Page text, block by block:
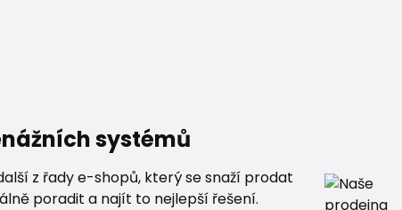
systémů
z řady e-shopů, který se snaží prodat
poradit a najít to nejlepší řešení.